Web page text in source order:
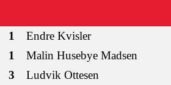
1 Endre Kvisler
1
Malin Husebye Madsen
3
Ludvik Ottesen